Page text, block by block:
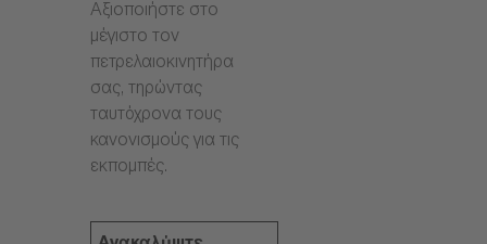
Αξιοποιήστε στο
μέγιστο τον
πετρελαιοκινητήρα
σας, τηρώντας
ταυτόχρονα τους
κανονισμούς για τις
εκπομπές.